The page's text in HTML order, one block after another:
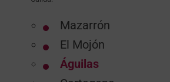
Mazarrón
El Mojón
Águilas